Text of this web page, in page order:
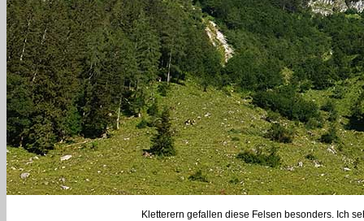
Kletterern gefallen diese Felsen besonders. Ich